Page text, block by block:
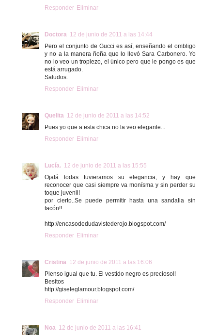
Responder Eliminar
Doctora 12 de junio de 2011 a las 14:44
Pero el conjunto de Gucci es así, enseñando el ombligo
y no a la manera ñoña que lo llevó Sara Carbonero. Yo
no lo veo un tropiezo, el único pero que le pongo es que
está arrugado.
Saludos.
Responder Eliminar
Quelita 12 de junio de 2011 a las 14:52
Pues yo que a esta chica no la veo elegante...
Responder Eliminar
Lucía. 12 de junio de 2011 a las 15:55
Ojalá todas tuvieramos su elegancia, y hay que
reconocer que casi siempre va monísma y sin perder su
toque juvenil!
por cierto..Se puede permitir hasta una sandalia sin
tacón!!
http://encasodedudavistederojo.blogspot.com/
Responder Eliminar
Cristina 12 de junio de 2011 a las 16:06
Pienso igual que tu. El vestido negro es precioso!!
Besitos
http://giseleglamour.blogspot.com/
Responder Eliminar
Noa 12 de junio de 2011 a las 16:41